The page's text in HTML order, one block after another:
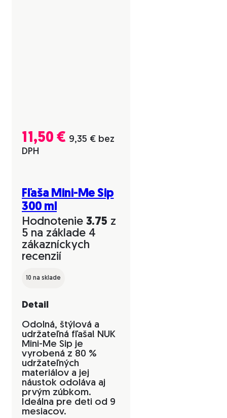
11,50 € 9,35 € bez
DPH
Fľaša Mini-Me Sip
300 ml
Hodnotenie 3.75 z
5 na základe 4
zákazníckych
recenzií
10 na sklade
Detail
Odolná, štýlová a
udržateľná fľaša! NUK
Mini-Me Sip je
vyrobená z 80 %
udržateľných
materiálov a jej
náustok odoláva aj
prvým zúbkom.
Ideálna pre deti od 9
mesiacov.